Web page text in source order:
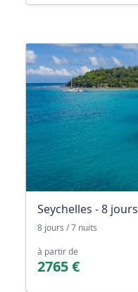
Seychelles - 8 jours
8 jours / 7 nuits
à partir de
2765 €